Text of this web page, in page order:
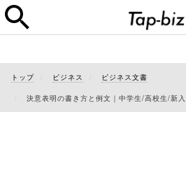
トップ ビジネス ビジネス文書
決意表明の書き方と例文｜中学生/高校生/新